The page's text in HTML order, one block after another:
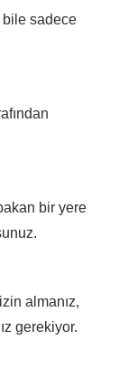
bile sadece
bir yere
almanız,
gerekiyor.